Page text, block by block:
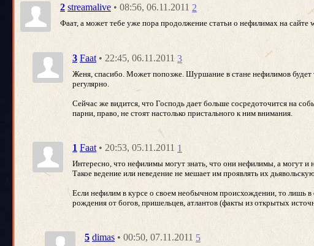
2 streamalive • 08:56, 06.11.2011 2
Фаат, а может тебе уже пора продолжение статьи о нефилимах на сайте
3 Faat • 22:45, 06.11.2011 3
Женя, спасибо. Может попозже. Шуршание в стане нефилимов будет
регулярно.
Сейчас же видится, что Господь дает больше сосредоточится на
парни, право, не стоят настолько пристального к ним внимания.
1 Faat • 20:53, 05.11.2011 1
Интересно, что нефилимы могут знать, что они нефилимы, а могут и
Такое ведение или неведение не мешает им проявлять их
Если нефилим в курсе о своем необычном происхождении, то лишь в
рождения от богов, пришельцев, атлантов (факты из открытых
5 dimas • 00:50, 07.11.2011 5